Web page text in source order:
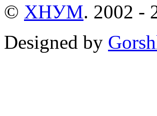
© ХНУМ. 2002 -
Designed by